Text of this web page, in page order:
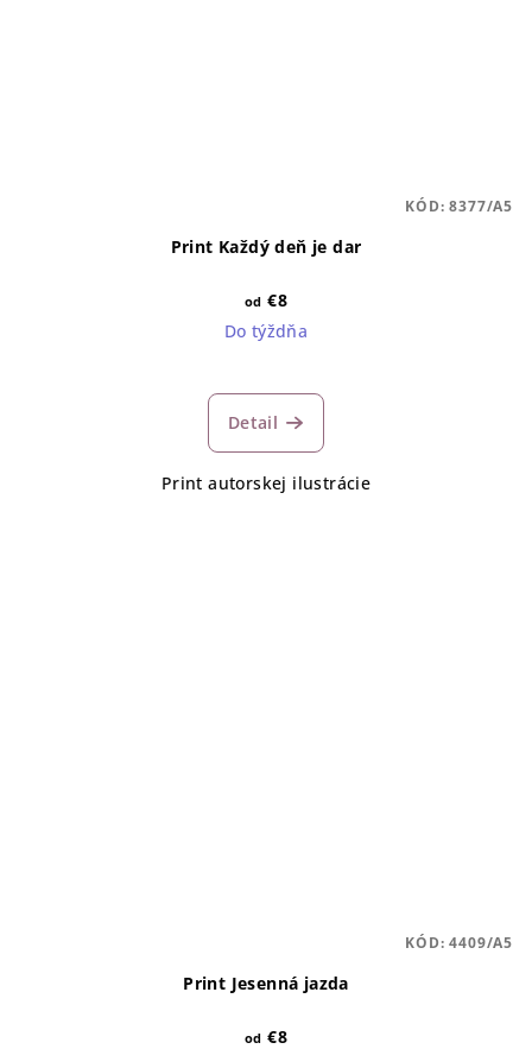
Print Každý deň je dar
od €8
Do týždňa
Detail
Print autorskej ilustrácie
KÓD:8377/A5
Print Jesenná jazda
od €8
KÓD:4409/A5